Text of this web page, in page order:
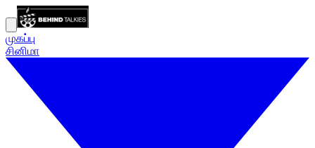
முகப்பு
சினிமா